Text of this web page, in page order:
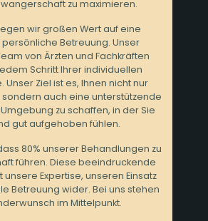
zu maximieren.
wir großen Wert auf eine
Betreuung. Unser
von Ärzten und Fachkräften
Schritt Ihrer individuellen
Ziel ist es, Ihnen nicht nur
sondern auch eine unterstützende
zu schaffen, in der Sie
gut aufgehoben fühlen.
80% unserer Behandlungen zu
führen. Diese beeindruckende
Expertise, unseren Einsatz
Betreuung wider. Bei uns stehen
im Mittelpunkt.